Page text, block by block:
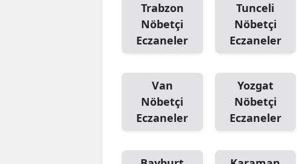
Trabzon
Nöbetçi
Eczaneler
Tunceli
Nöbetçi
Eczaneler
Van
Nöbetçi
Eczaneler
Yozgat
Nöbetçi
Eczaneler